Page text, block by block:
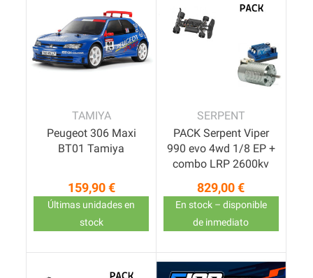
TAMIYA
Peugeot 306 Maxi
BT01 Tamiya
Precio
159,90 €
Últimas unidades en
stock
SERPENT
PACK Serpent Viper
990 evo 4wd 1/8 EP +
combo LRP 2600kv
Precio
829,00 €
En stock – disponible
de inmediato